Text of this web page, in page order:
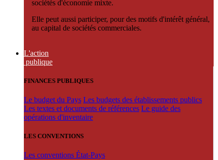
sociétés d'économie mixte.
Elle peut aussi participer, pour des motifs d'intérêt général,
au capital de sociétés commerciales.
L'action
publique
FINANCES PUBLIQUES
Le budget du Pays Les budgets des établissements publics
Les textes et documents de références Le guide des
opérations d'inventaire
LES CONVENTIONS
Les conventions État-Pays